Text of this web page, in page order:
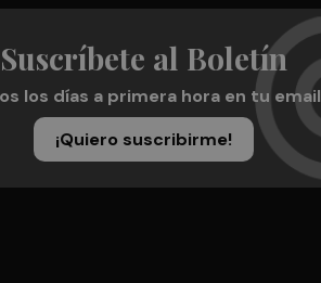
Suscríbete al Boletín
los días a primera hora en tu email
¡Quiero suscribirme!